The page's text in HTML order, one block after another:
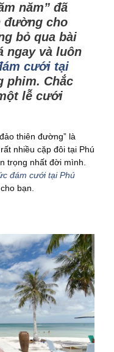
năm” đã
đường cho
bỏ qua bài
ngay và luôn
cưới tại
phim. Chắc
lễ cưới
thiên đường” là
nhiều cặp đôi tại Phú
trọng nhất đời mình.
đám cưới tại Phú
bạn.